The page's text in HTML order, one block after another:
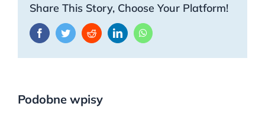
Share This Story, Choose Your Platform!
FacebookTwitterRedditLinkedInWhatsApp
Podobne wpisy